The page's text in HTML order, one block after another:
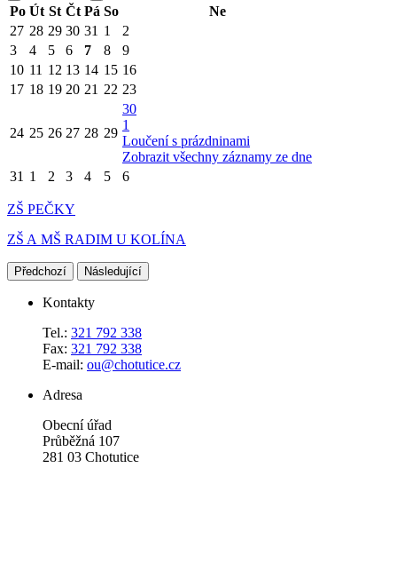
Po Út St Čt Pá So
Ne
27 28 29 30 31 1
2
3
4 5 6 7 8
9
10 11 12 13 14 15 16
17 18 19 20 21 22 23
24 25 26 27 28 29
30
1
Loučení s prázdninami
Zobrazit všechny záznamy ze dne
31 1 2 3 4 5 6
ZŠ PEČKY
ZŠ A MŠ RADIM U KOLÍNA
Předchozí Následující
Kontakty
Tel.: 321 792 338
Fax: 321 792 338
E-mail: ou@chotutice.cz
Adresa
Obecní úřad
Průběžná 107
281 03 Chotutice